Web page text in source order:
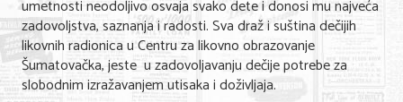
Posao
Usluge
Nega lica i tela
umetnosti neodoljivo osvaja svako dete i donosi mu najveća
zadovoljstva, saznanja i radosti. Sva draž i suština dečijih
likovnih radionica u Centru za likovno obrazovanje
Šumatovačka, jeste u zadovoljavanju dečije potrebe za
slobodnim izražavanjem utisaka i doživljaja.